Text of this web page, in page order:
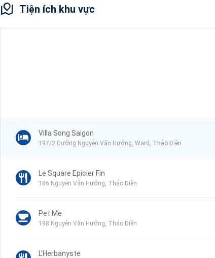
Tiện ích khu vực
Villa Song Saigon
197/2 Đường Nguyễn Văn Hưởng, Ward, Thảo Điền
Le Square Epicier Fin
186 Nguyễn Văn Hưởng, Thảo Điền
Pet Me
198 Nguyễn Văn Hưởng, Thảo Điền
L’Herbanyste